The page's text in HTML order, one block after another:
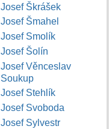
Josef Škrášek
Josef Šmahel
Josef Smolík
Josef Šolín
Josef Věnceslav
Soukup
Josef Stehlík
Josef Svoboda
Josef Sylvestr